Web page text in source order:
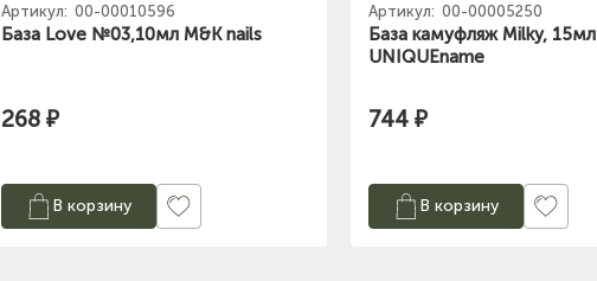
Артикул: 00-00010596
База Love №03,10мл M&K nails
268 ₽
В корзину
Артикул: 00-00005250
База камуфляж Milky, 15мл
UNIQUEname
744 ₽
В корзину